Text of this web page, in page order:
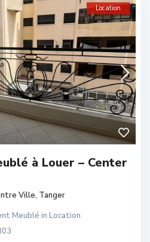
Location
à Louer – Center
Ville, Tanger
Meublé in Location